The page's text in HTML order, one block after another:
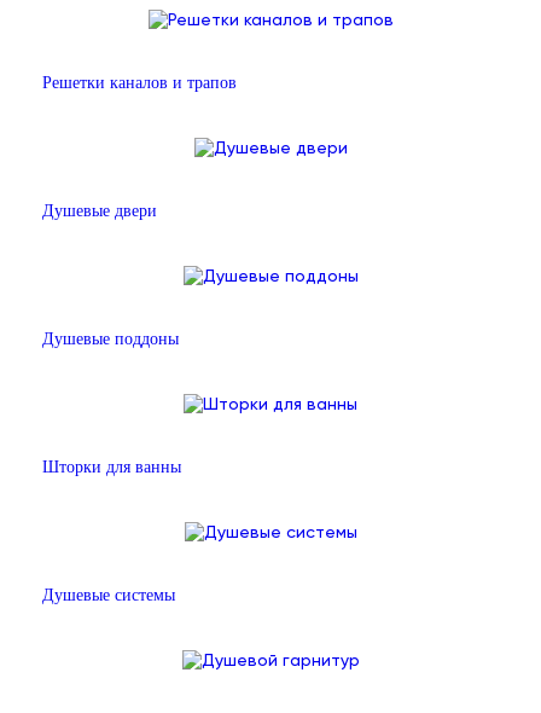
Решетки каналов и трапов
Душевые двери
Душевые поддоны
Шторки для ванны
Душевые системы